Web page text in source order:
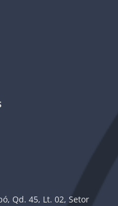
Qd. 45, Lt. 02, Setor